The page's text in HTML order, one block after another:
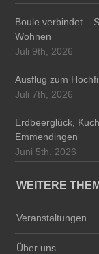
Boule verbindet –
Wohnen
Juli 9th, 2026
Ausflug zum
Juli 7th, 2026
Erdbeerglück,
Emmendingen
Juni 5th, 2026
WEITERE
Veranstaltungen
Über uns